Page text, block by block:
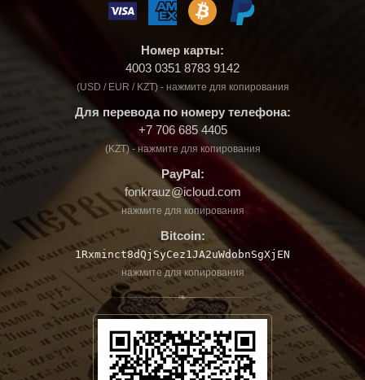
Номер карты:
4003 0351 8783 9142
(USD / EUR / KZT) - нажмите для копирования
Для перевода по номеру телефона:
+7 706 685 4405
(KZT) - нажмите для копирования
PayPal:
fonkrauz@icloud.com
нажмите для копирования
Bitcoin:
1Rxminct8dQjSyCez1JA2uWdobnSgXjEN
нажмите для копирования
❧